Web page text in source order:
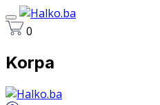
0
Korpa